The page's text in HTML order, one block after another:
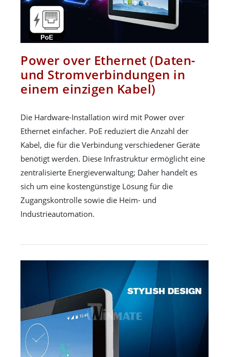
Power over Ethernet (Daten-
und Stromverbindungen in
einem einzigen Kabel)
Die Hardware-Installation wird mit Power over
Ethernet einfacher. PoE reduziert die Anzahl der
Kabel, die für die Verbindung verschiedener Geräte
benötigt werden. Diese Infrastruktur ermöglicht eine
zentralisierte Energieverwaltung; Daher handelt es
sich um eine kostengünstige Lösung für die
Zugangskontrolle sowie die Heim- und
Industrieautomation.